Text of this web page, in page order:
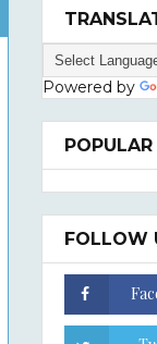
Powered by
POPULAR
FOLLOW